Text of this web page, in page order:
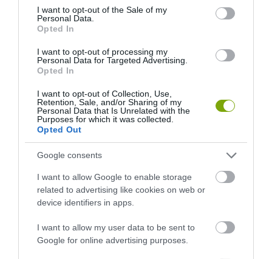
consent section.
I want to opt-out of the Sale of my
Personal Data.
Opted In
I want to opt-out of processing my
Personal Data for Targeted Advertising.
Opted In
I want to opt-out of Collection, Use,
Retention, Sale, and/or Sharing of my
Personal Data that Is Unrelated with the
Purposes for which it was collected.
Opted Out
Google consents
I want to allow Google to enable storage
related to advertising like cookies on web or
device identifiers in apps.
I want to allow my user data to be sent to
Google for online advertising purposes.